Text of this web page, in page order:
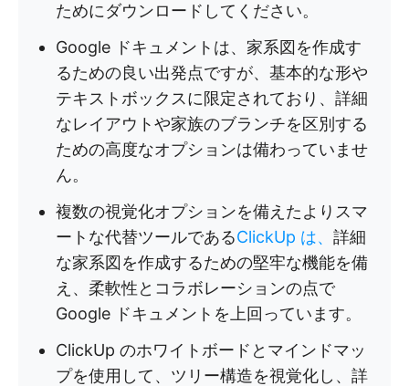
ためにダウンロードしてください。
Google ドキュメントは、家系図を作成す
るための良い出発点ですが、基本的な形や
テキストボックスに限定されており、詳細
なレイアウトや家族のブランチを区別する
ための高度なオプションは備わっていませ
ん。
複数の視覚化オプションを備えたよりスマ
ートな代替ツールであるClickUp は、 詳細
な家系図を作成するための堅牢な機能を備
え、柔軟性とコラボレーションの点で
Google ドキュメントを上回っています。
ClickUp のホワイトボードとマインドマッ
プを使用して、ツリー構造を視覚化し、詳